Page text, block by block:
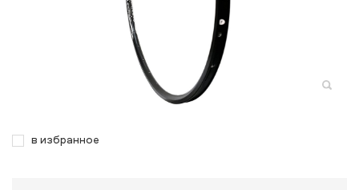
в избранное